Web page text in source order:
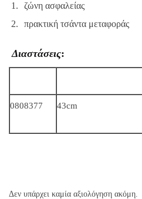
ζώνη ασφαλείας
πρακτική τσάντα μεταφοράς
Διαστάσεις:
0808377 43cm
Δεν υπάρχει καμία αξιολόγηση ακόμη.